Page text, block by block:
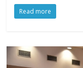
Read more